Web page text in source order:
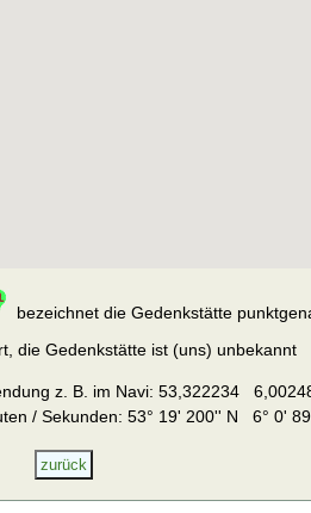
bezeichnet die Gedenkstätte
die Gedenkstätte ist (uns) unbekannt
z. B. im Navi: 53,322234
/ Sekunden: 53° 19' 200'' N 6° 0'